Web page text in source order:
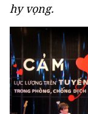
hy vọng.